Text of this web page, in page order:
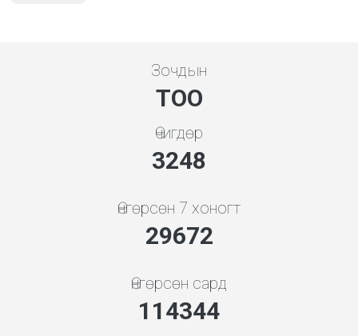
Зочдын
ТОО
Өчигдөр
3480
Өнгөрсөн 7 хоногт
33096
Өнгөрсөн сард
127537